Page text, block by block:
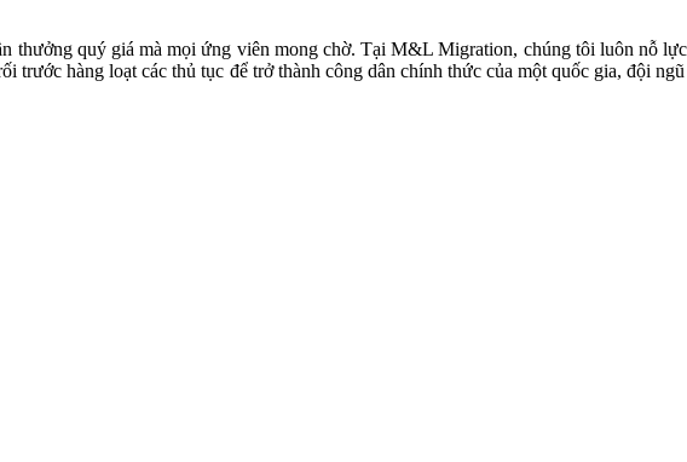
thưởng quý giá mà mọi ứng viên mong chờ. Tại M&L Migration, chúng tôi luôn nỗ
trước hàng loạt các thủ tục để trở thành công dân chính thức của một quốc gia, đội